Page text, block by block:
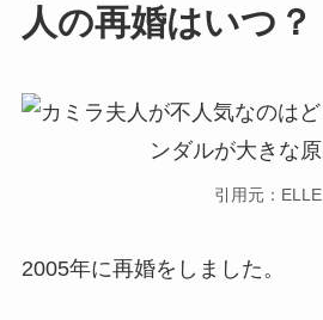
人の再婚はいつ？
引用元：ELLE
2005年に再婚をしました。